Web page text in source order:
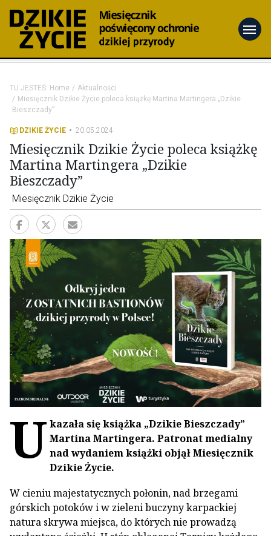
menu
TU JESTEŚ: Home
Aktualności
Miesięcznik Dzikie Życie poleca książkę Martina Martingera „Dzikie
Bieszczady”
DZIKIE ŻYCIE 20.05.2024
Miesięcznik Dzikie Życie poleca książkę
Martina Martingera „Dzikie
Bieszczady”
Miesięcznik Dzikie Życie
U kazała się książka „Dzikie Bieszczady”
Martina Martingera. Patronat medialny
nad wydaniem książki objął Miesięcznik
Dzikie Życie.
W cieniu majestatycznych połonin, nad brzegami
górskich potoków i w zieleni buczyny karpackiej
natura skrywa miejsca, do których nie prowadzą